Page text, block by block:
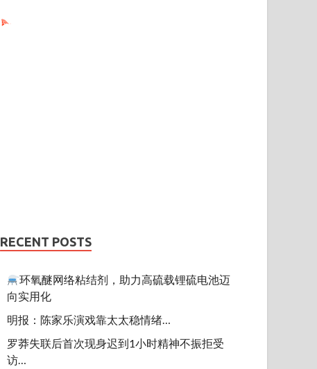
RECENT POSTS
环氧醚网络粘结剂，助力高硫载锂硫电池迈
向实用化
明报：陈家乐演戏靠太太稳情绪…
罗莽失联后首次现身迟到1小时精神不振拒受
访…